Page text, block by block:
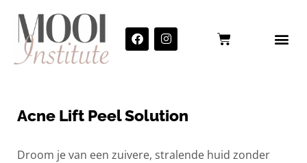
Acne Lift Peel Solution
Droom je van een zuivere, stralende huid zonder